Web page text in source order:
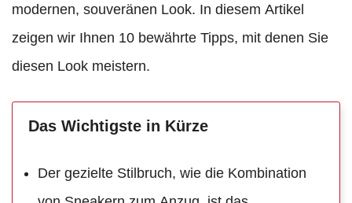
modernen, souveränen Look. In diesem Artikel
zeigen wir Ihnen 10 bewährte Tipps, mit denen Sie
diesen Look meistern.
Das Wichtigste in Kürze
Der gezielte Stilbruch, wie die Kombination